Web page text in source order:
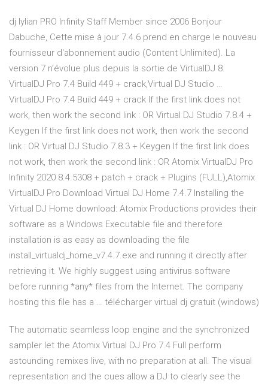
dj lylian PRO Infinity Staff Member since 2006 Bonjour
Dabuche, Cette mise à jour 7.4.6 prend en charge le nouveau
fournisseur d'abonnement audio (Content Unlimited). La
version 7 n’évolue plus depuis la sortie de VirtualDJ 8.
VirtualDJ Pro 7.4 Build 449 + crack,Virtual DJ Studio …
VirtualDJ Pro 7.4 Build 449 + crack If the first link does not
work, then work the second link : OR Virtual DJ Studio 7.8.4 +
Keygen If the first link does not work, then work the second
link : OR Virtual DJ Studio 7.8.3 + Keygen If the first link does
not work, then work the second link : OR Atomix VirtualDJ Pro
Infinity 2020 8.4.5308 + patch + crack + Plugins (FULL),Atomix
VirtualDJ Pro Download Virtual DJ Home 7.4.7 Installing the
Virtual DJ Home download: Atomix Productions provides their
software as a Windows Executable file and therefore
installation is as easy as downloading the file
install_virtualdj_home_v7.4.7.exe and running it directly after
retrieving it. We highly suggest using antivirus software
before running *any* files from the Internet. The company
hosting this file has a … télécharger virtual dj gratuit (windows)
The automatic seamless loop engine and the synchronized
sampler let the Atomix Virtual DJ Pro 7.4 Full perform
astounding remixes live, with no preparation at all. The visual
representation and the cues allow a DJ to clearly see the